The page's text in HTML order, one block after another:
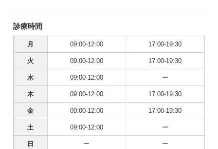
診療時間
月 09:00-12:00 17:00-19:30
火 09:00-12:00 17:00-19:30
水 09:00-12:00 ー
木 09:00-12:00 17:00-19:30
金 09:00-12:00 17:00-19:30
土 09:00-12:00 ー
日 ー ー